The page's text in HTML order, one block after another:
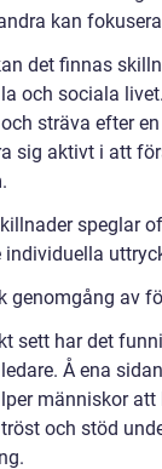
kan
det finnas
och sociala
sträva efter
sig aktivt i att
speglar
individuella
genomgång av
sett har det
Å ena
människor
och stöd